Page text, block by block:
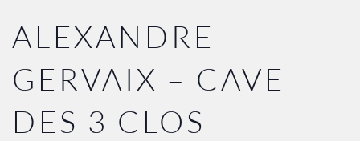
ALEXANDRE
GERVAIX – CAVE
DES 3 CLOS